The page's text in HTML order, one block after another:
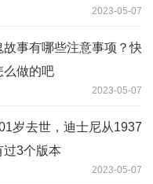
2023-05-07
故事有哪些注意事项？快
么做的吧
2023-05-07
岁去世，迪士尼从1937
过3个版本
2023-05-07